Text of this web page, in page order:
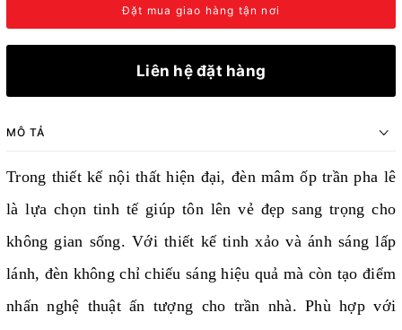
Đặt mua giao hàng tận nơi
Liên hệ đặt hàng
MÔ TẢ
Trong thiết kế nội thất hiện đại, đèn mâm ốp trần pha lê
là lựa chọn tinh tế giúp tôn lên vẻ đẹp sang trọng cho
không gian sống. Với thiết kế tinh xảo và ánh sáng lấp
lánh, đèn không chỉ chiếu sáng hiệu quả mà còn tạo điểm
nhấn nghệ thuật ấn tượng cho trần nhà. Phù hợp với